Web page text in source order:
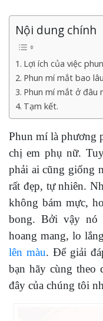
Nội dung chính
Lợi ích của việc
Phun mí mắt bao
Phun mí mắt ở đâu
Tạm kết.
Phun mí là phương
chị em phụ nữ.
phải ai cũng giống
rất đẹp, tự nhiên.
không bám mực,
bong. Bởi vậy nó
hoang mang, lo
lên màu. Để giải
bạn hãy cùng theo
đây của chúng tôi